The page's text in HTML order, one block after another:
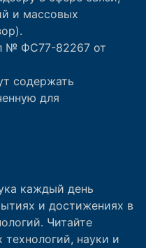
и массовых
№ ФС77-82267 от
содержать
для
каждый день
и достижениях в
Читайте
науки и